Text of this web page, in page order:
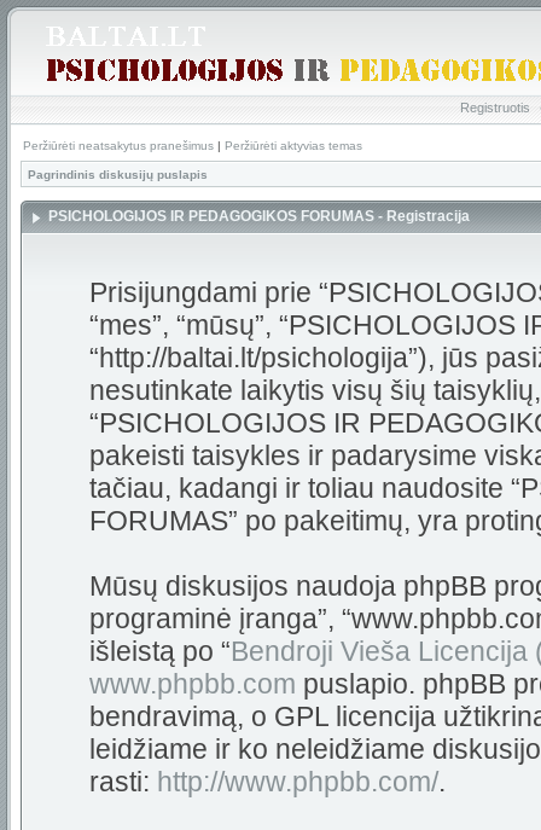
Registruotis
Peržiūrėti neatsakytus pranešimus | Peržiūrėti aktyvias temas
Pagrindinis diskusijų puslapis
PSICHOLOGIJOS IR PEDAGOGIKOS FORUMAS - Registracija
Prisijungdami prie
“mes”, “mūsų”, “PSICHOLOGIJOS
“http://baltai.lt/psichologija”), jūs
nesutinkate laikytis visų šių
“PSICHOLOGIJOS IR
pakeisti taisykles ir padarysime
tačiau, kadangi ir toliau naudosite
FORUMAS” po pakeitimų, yra
Mūsų diskusijos naudoja phpBB
programinė įranga”,
išleistą po “Bendroji Vieša Licencija
www.phpbb.com puslapio. phpBB
bendravimą, o GPL licencija
leidžiame ir ko neleidžiame
rasti: http://www.phpbb.com/.